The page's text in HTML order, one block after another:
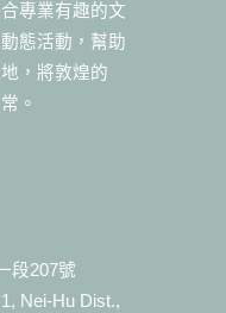
專業有趣的文
態活動，幫助
，將敦煌的
。
段207號
Nei-Hu Dist.,